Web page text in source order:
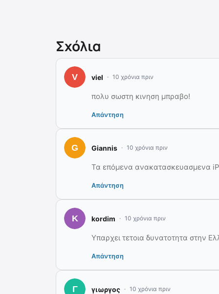
Σχόλια
viel 10 χρόνια πριν
πολυ σωστη κινηση μπραβο!
Απάντηση
Giannis 10 χρόνια πριν
Τα επόμενα ανακατασκευασμενα
Απάντηση
kordim 10 χρόνια πριν
Υπαρχει τετοια δυνατοτητα στην
Απάντηση
γιωργος 10 χρόνια πριν